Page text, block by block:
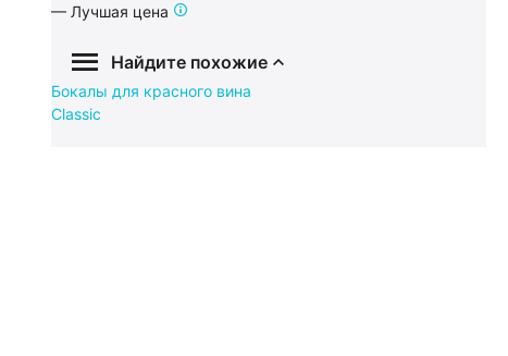
— Лучшая цена
Найдите похожие
Бокалы для красного вина
Classic